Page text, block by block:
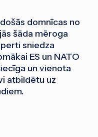
domnīcas no
šāda mēroga
sniedza
ES un NATO
un vienota
atbildētu uz